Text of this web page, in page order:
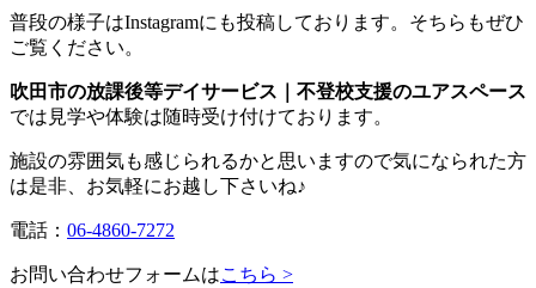
普段の様子はInstagramにも投稿しております。そちらもぜひ
ご覧ください。
吹田市の放課後等デイサービス｜不登校支援のユアスペース
では見学や体験は随時受け付けております。
施設の雰囲気も感じられるかと思いますので気になられた方
は是非、お気軽にお越し下さいね♪
電話： 06-4860-7272
お問い合わせフォームはこちら >